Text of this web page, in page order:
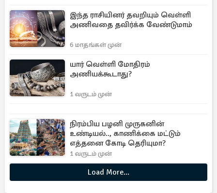
இந்த ராசியினர் தவறியும் வெள்ளி
அணிவதை தவிர்க்க வேண்டுமாம்
6 மாதங்கள் முன்
யார் வெள்ளி மோதிரம்
அணியக்கூடாது?
1 வருடம் முன்
நிரம்பிய பழனி முருகனின்
உண்டியல்.., காணிக்கை மட்டும்
எத்தனை கோடி தெரியுமா?
1 வருடம் முன்
Load More...